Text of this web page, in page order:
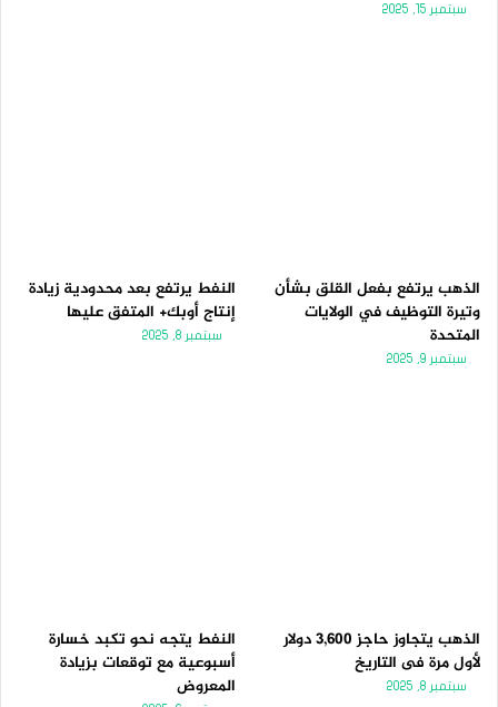
سبتمبر 15, 2025
الذهب يرتفع بفعل القلق بشأن
وتيرة التوظيف في الولايات
المتحدة
سبتمبر 9, 2025
النفط يرتفع بعد محدودية زيادة
إنتاج أوبك+ المتفق عليها
سبتمبر 8, 2025
الذهب يتجاوز حاجز 3,600 دولار
لأول مرة فى التاريخ
سبتمبر 8, 2025
النفط يتجه نحو تكبد خسارة
أسبوعية مع توقعات بزيادة
المعروض